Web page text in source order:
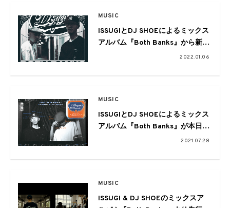
MUSIC
ISSUGIとDJ SHOEによるミックス
アルバム『Both Banks』から新録
曲をコンパイルしたアナログ盤が
2022.01.06
MUSIC
ISSUGIとDJ SHOEによるミックス
アルバム『Both Banks』が本日発
売。インタビュー映像がYouTube
2021.07.28
MUSIC
ISSUGI & DJ SHOEのミックスア